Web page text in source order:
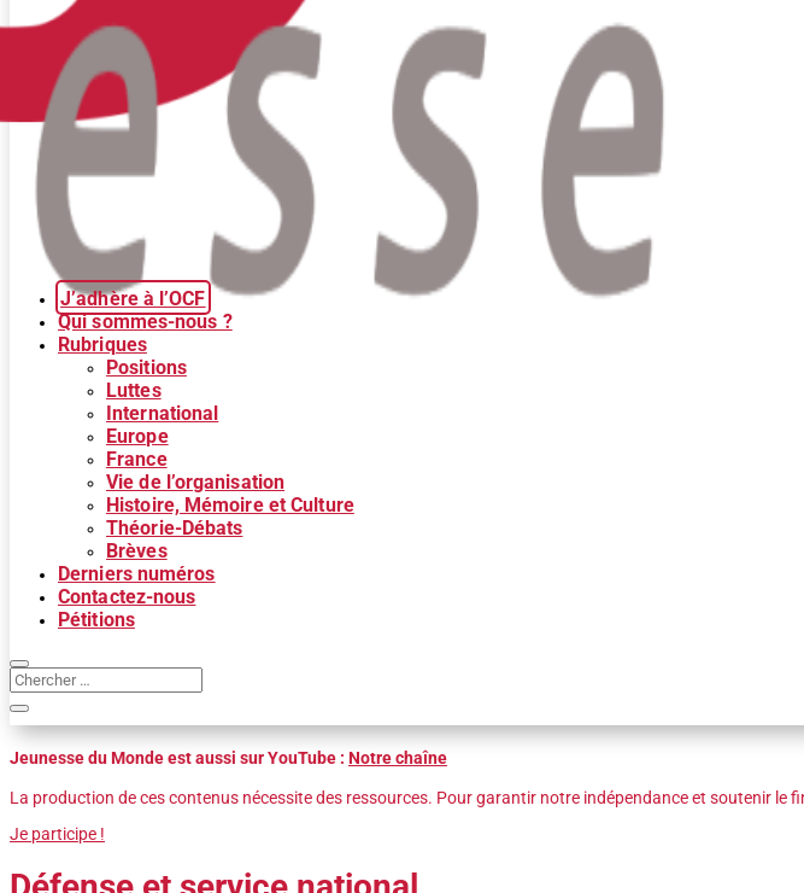
J’adhère à l’OCF
Qui sommes-nous ?
Rubriques
Positions
Luttes
International
Europe
France
Vie de l’organisation
Histoire, Mémoire et Culture
Théorie-Débats
Brèves
Derniers numéros
Contactez-nous
Pétitions
Jeunesse du Monde est aussi sur YouTube : Notre chaîne
La production de ces contenus nécessite des ressources. Pour garantir notre indépendance et soutenir
Je participe !